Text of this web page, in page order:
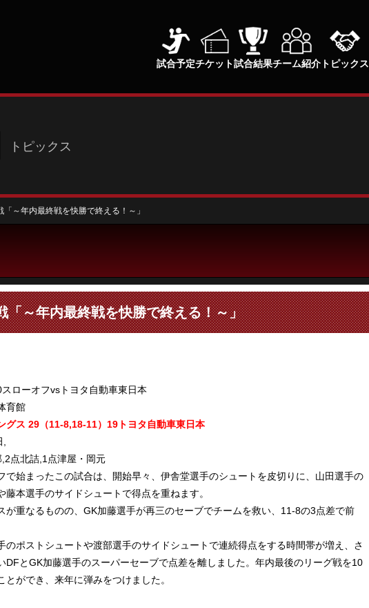
試合予定チケット試合結果チーム紹介 トピックス
トピックス
「～年内最終戦を快勝で終える！～」
「～年内最終戦を快勝で終える！～」
ローオフvsトヨタ自動車東日本
育館
グス 29（11-8,18-11）19 トヨタ自動車東日本
点北詰,1点津屋・岡元
で始まったこの試合は、開始早々、伊舎堂選手のシュートを皮切りに、山田選手の
藤本選手のサイドシュートで得点を重ねます。
が重なるものの、GK加藤選手が再三のセーブでチームを救い、11-8の3点差で前
のポストシュートや渡部選手のサイドシュートで連続得点をする時間帯が増え、さ
DFとGK加藤選手のスーパーセーブで点差を離しました。年内最後のリーグ戦を10
とができ、来年に弾みをつけました。